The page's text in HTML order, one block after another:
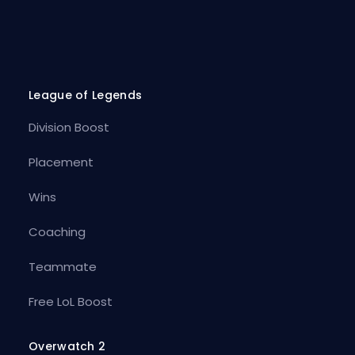
League of Legends
Division Boost
Placement
Wins
Coaching
Teammate
Free LoL Boost
Overwatch 2